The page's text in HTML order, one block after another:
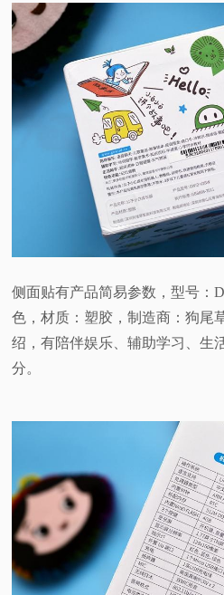
侧面贴有产品简易参数，型号：
色，材质：塑胶，制造商：狗尾
绍，有陪伴娱乐、辅助学习、生
分。